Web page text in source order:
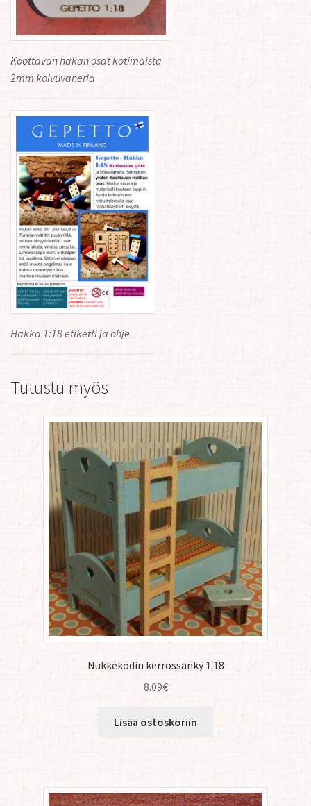
Koottavan hakan osat kotimaista
2mm koivuvaneria
Hakka 1:18 etiketti ja ohje
Tutustu myös
Nukkekodin kerrossänky 1:18
8.09€
Lisää ostoskoriin